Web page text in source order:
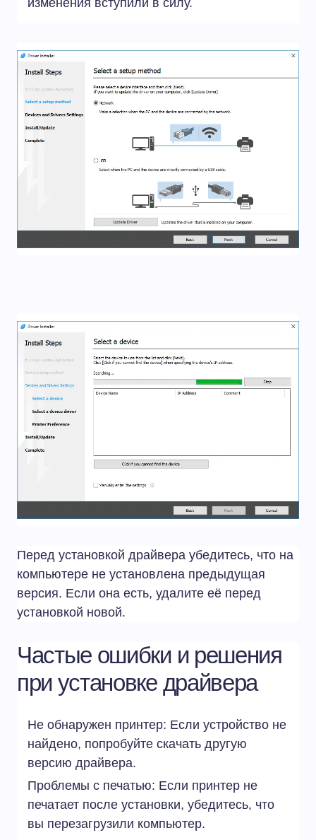
Перед установкой драйвера убедитесь, что на
компьютере не установлена предыдущая
версия. Если она есть, удалите её перед
установкой новой.
Частые ошибки и решения
при установке драйвера
Не обнаружен принтер: Если устройство не
найдено, попробуйте скачать другую
версию драйвера.
Проблемы с печатью: Если принтер не
печатает после установки, убедитесь, что
вы перезагрузили компьютер.